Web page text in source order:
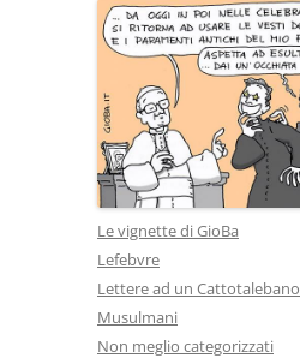
Le vignette di GioBa
Lefebvre
Lettere ad un Cattotalebano
Musulmani
Non meglio categorizzati